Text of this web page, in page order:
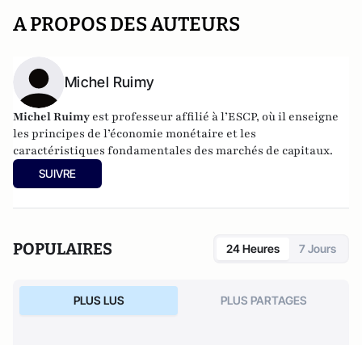
A PROPOS DES AUTEURS
Michel Ruimy
Michel Ruimy est professeur affilié à l’ESCP, où il enseigne
les principes de l’économie monétaire et les
caractéristiques fondamentales des marchés de capitaux.
SUIVRE
POPULAIRES 24 Heures 7 Jours
PLUS LUS PLUS PARTAGES